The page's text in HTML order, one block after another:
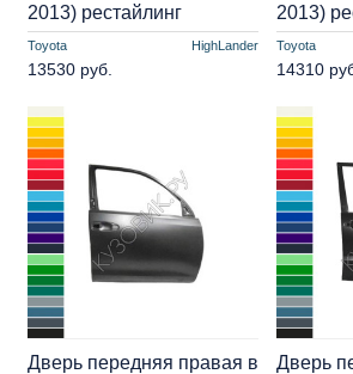
Toyota HighLander
2013) рестайлинг
13530 руб.
Toyota
2013)
14310
Дверь передняя правая в
Дверь